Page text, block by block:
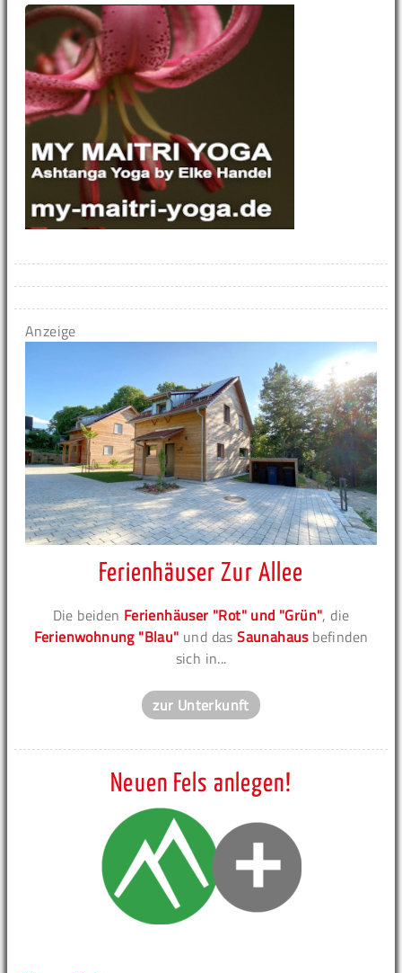
Anzeige
Ferienhäuser Zur Allee
Die beiden Ferienhäuser "Rot" und "Grün", die
Ferienwohnung "Blau" und dasSaunahausbefinden
sich in...
zur Unterkunft
Neuen Fels anlegen!